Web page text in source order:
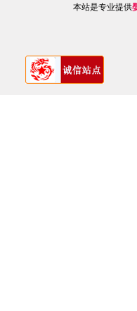
本站是专业提供